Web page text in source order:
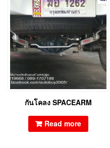
กันโคลง SPACEARM
Read more